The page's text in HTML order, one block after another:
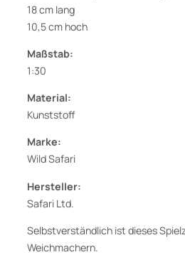
o
s
u
r
i
e
F
i
g
u
v
o
18 cm lang
10,5 cm hoch
Maßstab:
1:30
Material:
Kunststoff
Marke:
Wild Safari
Hersteller:
Safari Ltd.
Selbstverständlich ist dieses
Weichmachern.